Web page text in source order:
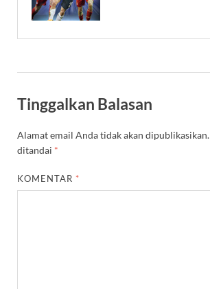
Tinggalkan Balasan
Alamat email Anda tidak akan dipublikasikan.
ditandai *
KOMENTAR *